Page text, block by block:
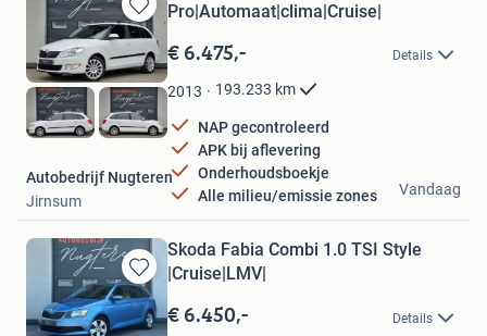
Bewaren
in
Mijn
Favorieten
Pro|Automaat|clima|Cruise|
€ 6.475,- Details
2013 193.233 km
NAP gecontroleerd
APK bij aflevering
Onderhoudsboekje
Alle milieu/emissie zones
Autobedrijf Nugteren
Jirnsum
Vandaag
Bewaren
in
Mijn
Skoda Fabia Combi 1.0 TSI Style
|Cruise|LMV|
€ 6.450,- Details